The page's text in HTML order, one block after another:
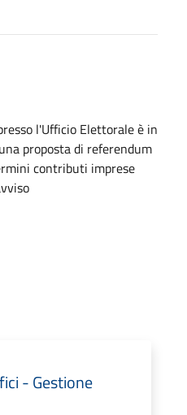
l'Ufficio Elettorale è in
proposta di referendum
contributi imprese
- Gestione